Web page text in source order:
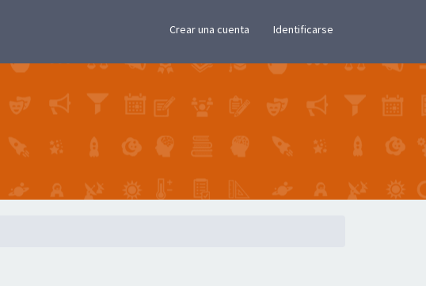
Crear una cuenta Identificarse